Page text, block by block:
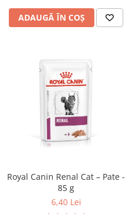
ADAUGĂ ÎN COȘ
Royal Canin Renal Cat – Pate -
85 g
6,40 Lei